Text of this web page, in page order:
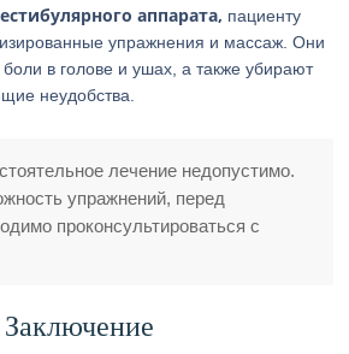
аппарата, пациенту
упражнения и массаж. Они
в голове и ушах, а также убирают
неудобства.
лечение недопустимо.
упражнений, перед
проконсультироваться с
Заключение